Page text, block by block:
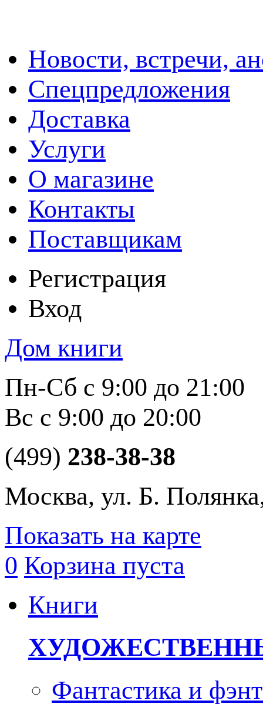
Новости, встречи,
Спецпредложения
Доставка
Услуги
О магазине
Контакты
Поставщикам
Регистрация
Вход
Дом книги
Пн-Сб с 9:00 до 21:00
Вс с 9:00 до 20:00
(499) 238-38-38
Москва, ул. Б.
Показать на карте
0 Корзина пуста
Книги
Фантастика и